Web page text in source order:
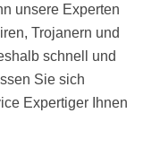
unsere Experten
Trojanern und
schnell und
Sie sich
Expertiger Ihnen